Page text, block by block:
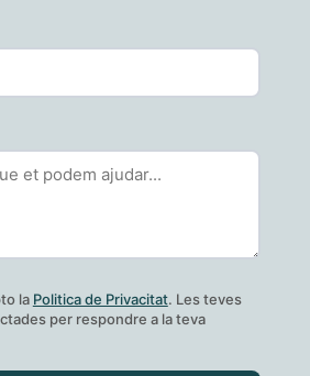
la Politica de Privacitat. Les teves
per respondre a la teva